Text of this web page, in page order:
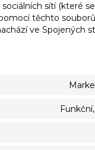
sítí (které
těchto
ve Spojených